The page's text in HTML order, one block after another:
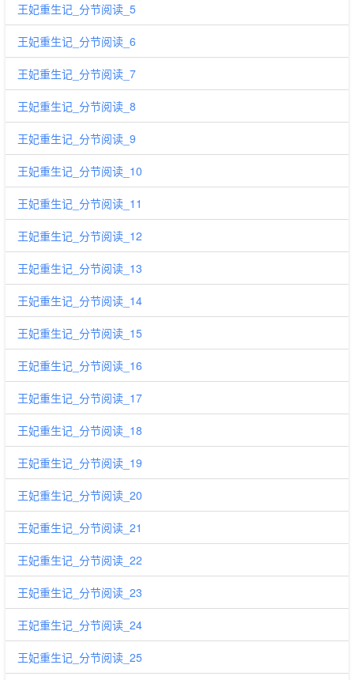
王妃重生记_分节阅读_5
王妃重生记_分节阅读_6
王妃重生记_分节阅读_7
王妃重生记_分节阅读_8
王妃重生记_分节阅读_9
王妃重生记_分节阅读_10
王妃重生记_分节阅读_11
王妃重生记_分节阅读_12
王妃重生记_分节阅读_13
王妃重生记_分节阅读_14
王妃重生记_分节阅读_15
王妃重生记_分节阅读_16
王妃重生记_分节阅读_17
王妃重生记_分节阅读_18
王妃重生记_分节阅读_19
王妃重生记_分节阅读_20
王妃重生记_分节阅读_21
王妃重生记_分节阅读_22
王妃重生记_分节阅读_23
王妃重生记_分节阅读_24
王妃重生记_分节阅读_25